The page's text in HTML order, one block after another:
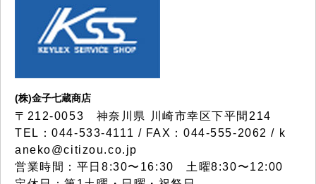
(株)金子七蔵商店
〒212-0053 神奈川県 川崎市幸区下平間214
TEL：044-533-4111 / FAX：044-555-2062 / k
aneko@citizou.co.jp
営業時間：平日8:30〜16:30 土曜8:30〜12:00